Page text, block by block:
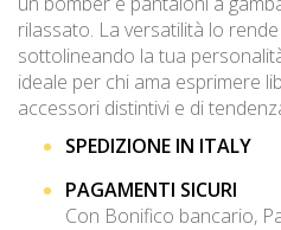
rilassato. La versatilità lo
sottolineando la tua
ideale per chi ama esprimere
accessori distintivi e di
SPEDIZIONE IN ITALY
PAGAMENTI SICURI
Con Bonifico bancario,